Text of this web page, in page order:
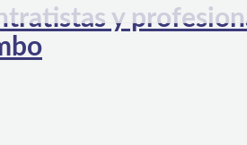
y